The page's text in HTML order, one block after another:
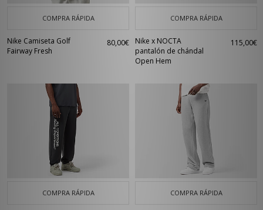
COMPRA RÁPIDA
Nike Camiseta Golf
Fairway Fresh
80,00€
COMPRA RÁPIDA
Nike x NOCTA
pantalón de chándal
Open Hem
115,00€
COMPRA RÁPIDA COMPRA RÁPIDA